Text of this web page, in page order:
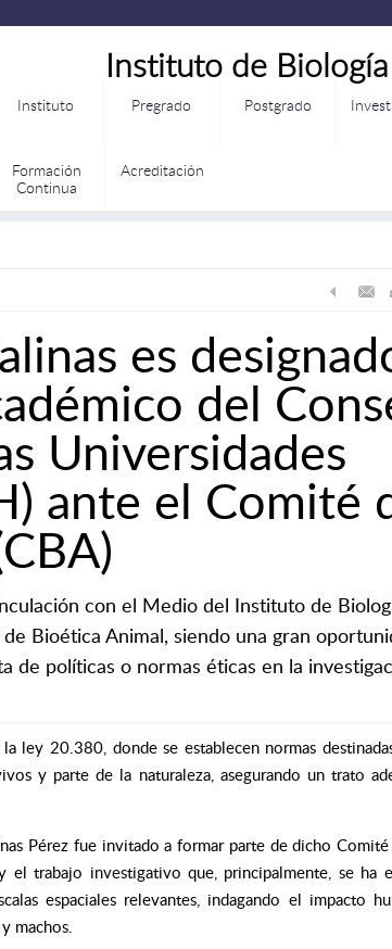
Instituto de
Instituto Pregrado Postgrado
Formación
Continua
Acreditación
es
del
Universidades
ante el Comité
con el Medio del Instituto de
Bioética Animal, siendo una gran
de políticas o normas éticas en la
ley 20.380, donde se establecen normas
y parte de la naturaleza, asegurando un trato
Pérez fue invitado a formar parte de dicho Comité
el trabajo investigativo que, principalmente, se ha
espaciales relevantes, indagando el impacto
machos.